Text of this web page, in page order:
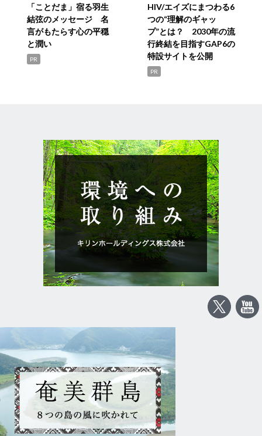
「ことだま」宿る羽生
結弦のメッセージ 名
言がもたらす心の平穏
と潤い
PR
HIV/エイズにまつわる6
つの“理解のギャッ
プ”とは？ 2030年の流
行終結を目指すGAP6の
特設サイトを公開
PR